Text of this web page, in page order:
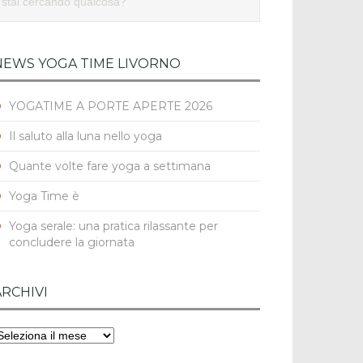
YOGA TIME LIVORNO
YOGATIME A PORTE APERTE 2026
Il saluto alla luna nello yoga
Quante volte fare yoga a settimana
Yoga Time è
Yoga serale: una pratica rilassante per
concludere la giornata